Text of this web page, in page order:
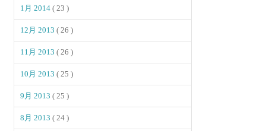
1月 2014( 23 )
12月 2013( 26 )
11月 2013( 26 )
10月 2013( 25 )
9月 2013( 25 )
8月 2013( 24 )